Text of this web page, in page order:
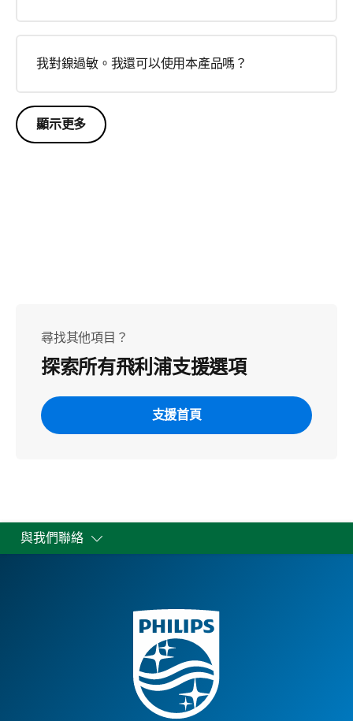
我對鎳過敏。我還可以使用本產品嗎？
顯示更多
尋找其他項目？
探索所有飛利浦支援選項
支援首頁
與我們聯絡